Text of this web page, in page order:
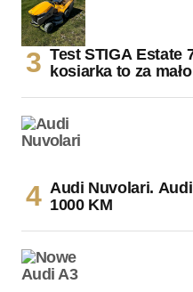
Test STIGA Estate
kosiarka to za mało
Audi Nuvolari. Audi
1000 KM